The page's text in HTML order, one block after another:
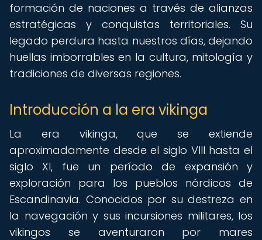
formación de naciones a través de alianzas
estratégicas y conquistas territoriales. Su
legado perdura hasta nuestros días, dejando
huellas imborrables en la cultura, mitología y
tradiciones de diversas regiones.
Introducción a la era vikinga
La era vikinga, que se extiende
aproximadamente desde el siglo VIII hasta el
siglo XI, fue un período de expansión y
exploración para los pueblos nórdicos de
Escandinavia. Conocidos por su destreza en
la navegación y sus incursiones militares, los
vikingos se aventuraron por mares